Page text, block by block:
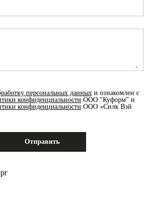
персональных данныхи ознакомлен с
конфиденциальности ООО "Куформ" и
конфиденциальности ООО «Силк Вэй